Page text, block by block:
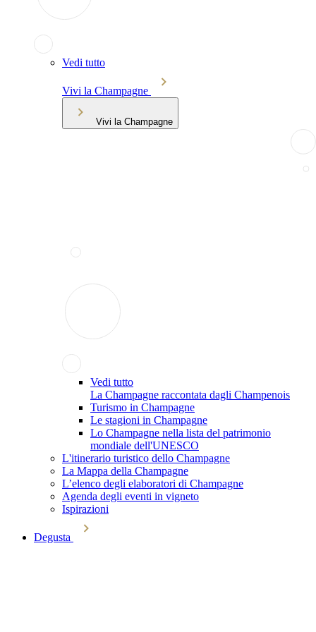
Vedi tutto
Vivi la Champagne
Vivi la Champagne
Vedi tutto
La Champagne raccontata dagli Champenois
Turismo in Champagne
Le stagioni in Champagne
Lo Champagne nella lista del patrimonio
mondiale dell'UNESCO
L'itinerario turistico dello Champagne
La Mappa della Champagne
L’elenco degli elaboratori di Champagne
Agenda degli eventi in vigneto
Ispirazioni
Degusta